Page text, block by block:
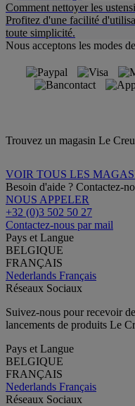
Comment nettoyer les
Profitez d'une facilité
toute simplicité.
Nous acceptons les modes
Trouvez un magasin Le
VOIR TOUS LES
Besoin d'aide ? Contactez-
NOUS APPELER
+32 (0)3 502 50 27
Contactez-nous par mail
Pays et Langue
BELGIQUE
FRANÇAIS
Nederlands Français
Réseaux Sociaux
Suivez-nous pour recevoir
lancements de produits Le
Pays et Langue
BELGIQUE
FRANÇAIS
Nederlands Français
Réseaux Sociaux